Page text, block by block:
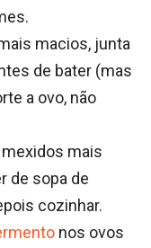
macios, junta
de bater (mas
a ovo, não
mais
de sopa de
cozinhar.
nos ovos